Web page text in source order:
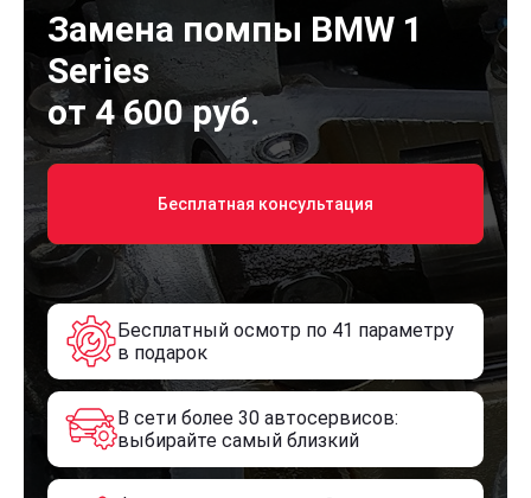
Замена помпы BMW 1
Series
от 4 600 руб.
Бесплатная консультация
Бесплатный осмотр по 41 параметру
в подарок
В сети более 30 автосервисов:
выбирайте самый близкий